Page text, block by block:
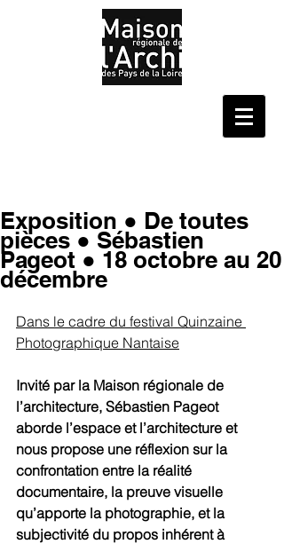
Exposition ● De toutes
pièces ● Sébastien
Pageot ● 18 octobre au 20
décembre
Dans le cadre du festival Quinzaine
Photographique Nantaise
Invité par la Maison régionale de
l’architecture, Sébastien Pageot
aborde l’espace et l’architecture et
nous propose une réflexion sur la
confrontation entre la réalité
documentaire, la preuve visuelle
qu’apporte la photographie, et la
subjectivité du propos inhérent à